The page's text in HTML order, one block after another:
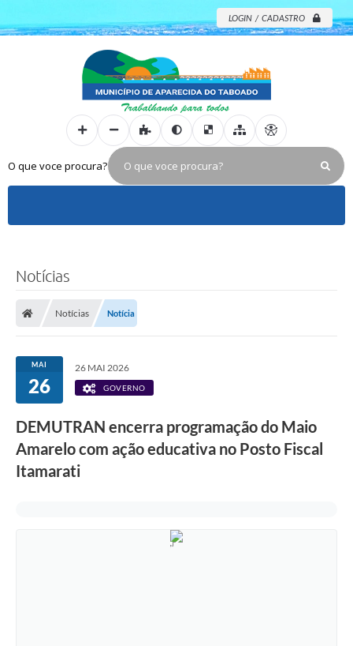
LOGIN / CADASTRO
O que voce procura?
Notícias
Notícias Notícia
MAI
26
26 MAI 2026
GOVERNO
DEMUTRAN encerra programação do Maio
Amarelo com ação educativa no Posto Fiscal
Itamarati